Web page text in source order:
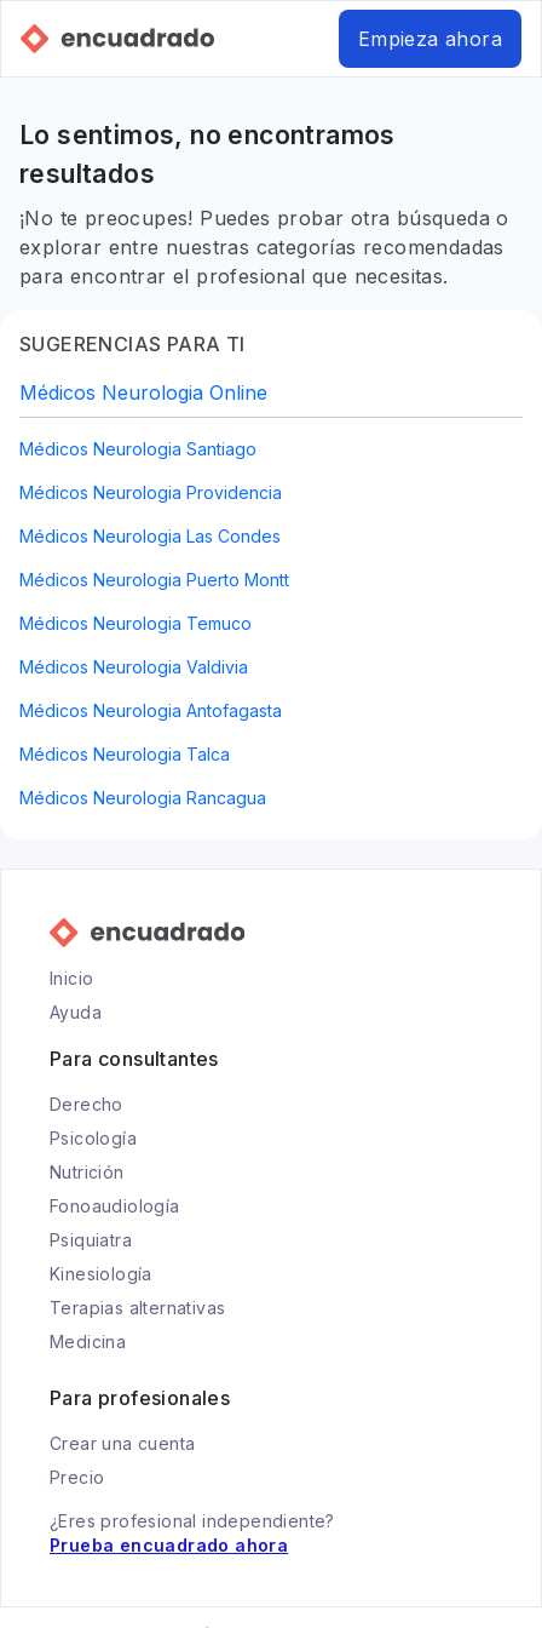
Empieza ahora
Lo sentimos, no encontramos
resultados
¡No te preocupes! Puedes probar otra búsqueda o
explorar entre nuestras categorías recomendadas
para encontrar el profesional que necesitas.
SUGERENCIAS PARA TI
Médicos Neurologia Online
Médicos Neurologia Santiago
Médicos Neurologia Providencia
Médicos Neurologia Las Condes
Médicos Neurologia Puerto Montt
Médicos Neurologia Temuco
Médicos Neurologia Valdivia
Médicos Neurologia Antofagasta
Médicos Neurologia Talca
Médicos Neurologia Rancagua
Inicio
Ayuda
Para consultantes
Derecho
Psicología
Nutrición
Fonoaudiología
Psiquiatra
Kinesiología
Terapias alternativas
Medicina
Para profesionales
Crear una cuenta
Precio
¿Eres profesional independiente?
Prueba encuadrado ahora